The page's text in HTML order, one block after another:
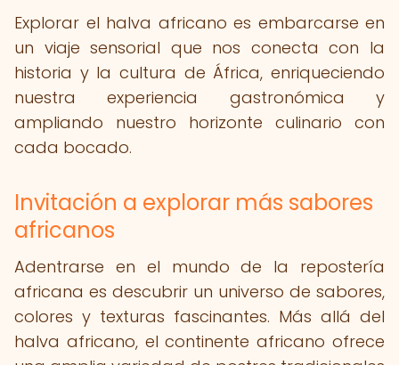
Explorar el halva africano es embarcarse en
un viaje sensorial que nos conecta con la
historia y la cultura de África, enriqueciendo
nuestra experiencia gastronómica y
ampliando nuestro horizonte culinario con
cada bocado.
Invitación a explorar más sabores
africanos
Adentrarse en el mundo de la repostería
africana es descubrir un universo de sabores,
colores y texturas fascinantes. Más allá del
halva africano, el continente africano ofrece